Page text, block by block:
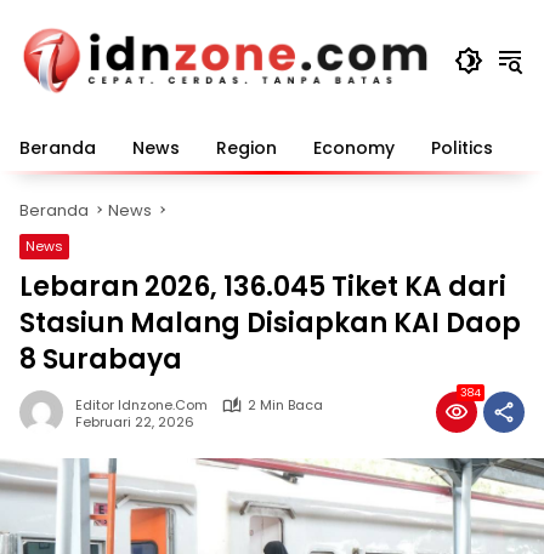
konten
Beranda News Region Economy Politics
Beranda News
News
Lebaran 2026, 136.045 Tiket KA dari
Stasiun Malang Disiapkan KAI Daop
8 Surabaya
Editor Idnzone.com
2 Min Baca
Februari 22, 2026
384